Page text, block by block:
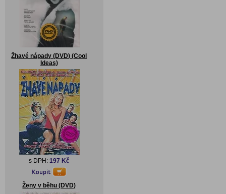
Žhavé nápady (DVD) (Cool
Ideas)
s DPH: 197 Kč
Ženy v běhu (DVD)